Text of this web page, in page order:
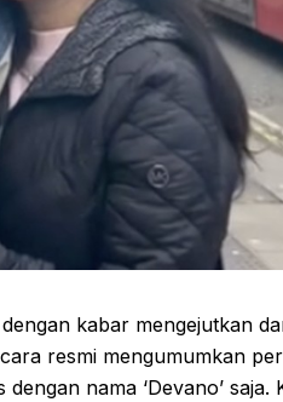
kabar mengejutkan
resmi mengumumkan
nama ‘Devano’ saja.